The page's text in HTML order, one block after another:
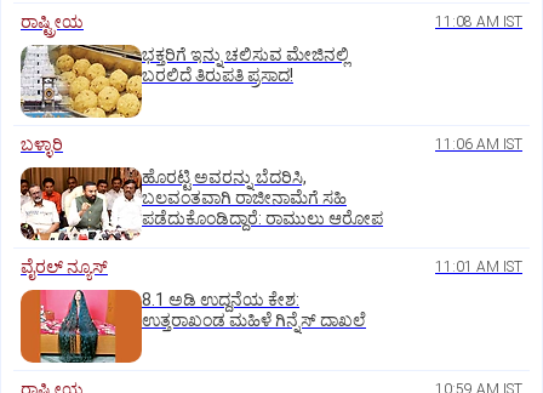
ರಾಷ್ಟ್ರೀಯ 11:08 AM IST
ಭಕ್ತರಿಗೆ ಇನ್ನು ಚಲಿಸುವ ಮೇಜಿನಲ್ಲಿ
ಬರಲಿದೆ ತಿರುಪತಿ ಪ್ರಸಾದ!
ಬಳ್ಳಾರಿ 11:06 AM IST
ಹೊರಟ್ಟಿ ಅವರನ್ನು ಬೆದರಿಸಿ,
ಬಲವಂತವಾಗಿ ರಾಜೀನಾಮೆಗೆ ಸಹಿ
ಪಡೆದುಕೊಂಡಿದ್ದಾರೆ: ರಾಮುಲು ಆರೋಪ
ವೈರಲ್ ನ್ಯೂಸ್ 11:01 AM IST
8.1 ಅಡಿ ಉದ್ದನೆಯ ಕೇಶ:
ಉತ್ತರಾಖಂಡ ಮಹಿಳೆ ಗಿನ್ನೆಸ್‌ ದಾಖಲೆ
10:59 AM IST